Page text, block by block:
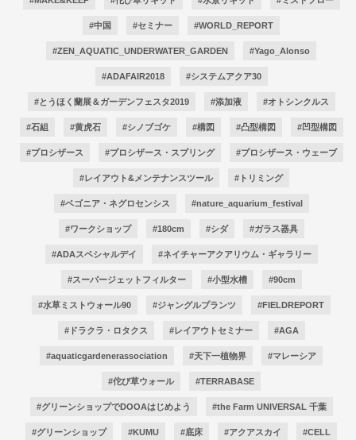
#中国 #セミナー #WORLD_REPORT
#ZEN_AQUATIC_UNDERWATER_GARDEN #Yago_Alonso
#ADAFAIR2018 #システムアクア30
#とうほく蘭展＆ガーデンフェスタ2019 #添加液 #オトシンクルス
#石組 #黄虎石 #シノブゴケ #構図 #凸型構図 #凹型構図
#プロシザース #プロシザース・スプリング #プロシザース・ウェーブ
#レイアウト&メンテナンスツール #トリミング
#ベゴニア・ネグロセンシス #nature_aquarium_festival
#ワークショップ #180cm #シダ #ガラス器具
#ADAスペシャルデイ #ネイチャーアクアリウム・ギャラリー
#スーパージェットフィルター #小型水槽 #90cm
#水草ミストウォール90 #ジャングルプランツ #FIELDREPORT
#ドラクラ・ロタクス #レイアウトセミナー #AGA
#aquaticgardenerassociation #天下一植物界 #マレーシア
#佗び草ウォール #TERRABASE
#グリーンショップでDOOAはじめよう #the Farm UNIVERSAL 千葉
#グリーンショップ #KUMU #底床 #アクアスカイ #CELL